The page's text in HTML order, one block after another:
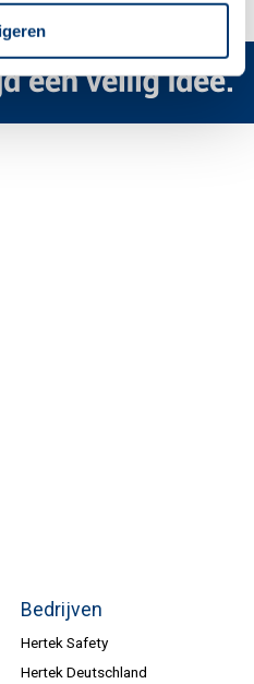
Bedrijven
Hertek Safety
Hertek Deutschland